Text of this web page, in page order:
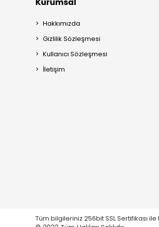
Hakkımızda
Gizlilik Sözleşmesi
Kullanıcı Sözleşmesi
İletişim
Tüm bilgileriniz 256bit SSL Sertifikası